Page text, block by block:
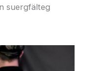
suergfälteg